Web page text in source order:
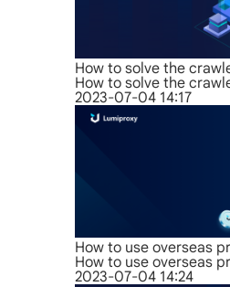
How to solve the
How to solve the
2023-07-04 14:17
How to use overseas
How to use overseas
2023-07-04 14:24